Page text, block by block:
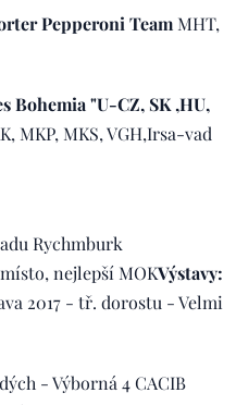
Pepperoni TeamMHT,
Bohemia "U-CZ, SK ,HU,
MKP, MKS, VGH,Irsa-vad
Rychmburk
nejlepší MOKVýstavy:
2017 - tř. dorostu - Velmi
- Výborná 4 CACIB